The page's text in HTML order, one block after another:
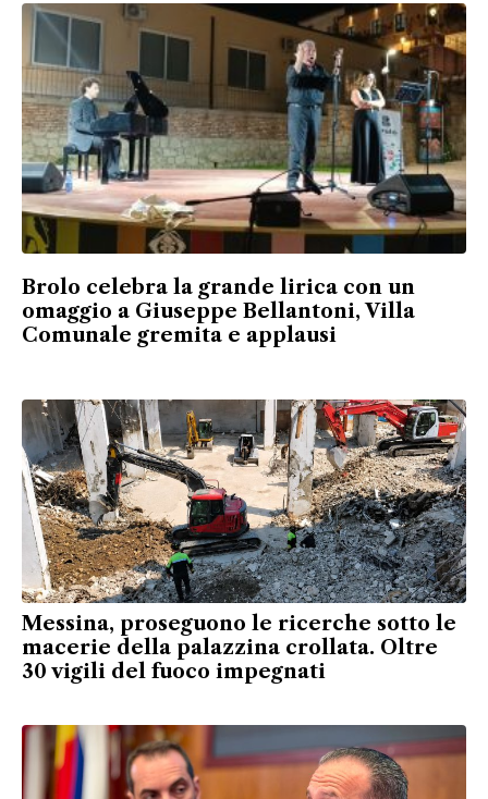
Brolo celebra la grande lirica con un
omaggio a Giuseppe Bellantoni, Villa
Comunale gremita e applausi
Messina, proseguono le ricerche sotto le
macerie della palazzina crollata. Oltre
30 vigili del fuoco impegnati